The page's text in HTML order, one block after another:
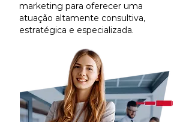
marketing para oferecer uma
atuação altamente consultiva,
estratégica e especializada.